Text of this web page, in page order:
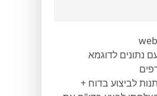
נתונים לדוגמא
לביצוע בדוח +